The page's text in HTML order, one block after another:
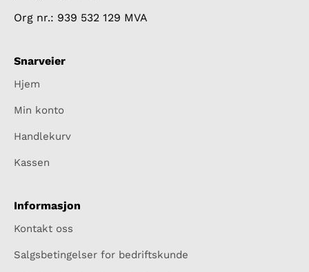
Org nr.: 939 532 129 MVA
Snarveier
Hjem
Min konto
Handlekurv
Kassen
Informasjon
Kontakt oss
Salgsbetingelser for bedriftskunde